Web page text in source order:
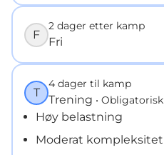
F
2 dager etter kamp
Fri
T
4 dager til kamp
Trening • Obligatorisk
Høy belastning
Moderat kompleksitet